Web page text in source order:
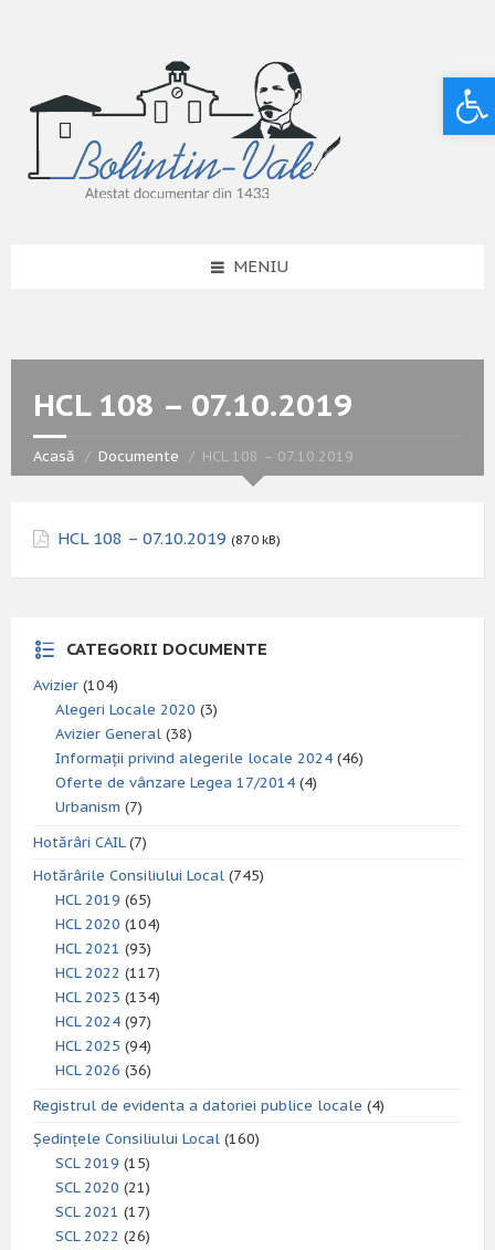
MENIU
HCL 108 – 07.10.2019
Acasă Documente HCL 108 – 07.10.2019
HCL 108 – 07.10.2019 (870 kB)
CATEGORII DOCUMENTE
Avizier (104)
Alegeri Locale 2020 (3)
Avizier General (38)
Informații privind alegerile locale 2024 (46)
Oferte de vânzare Legea 17/2014 (4)
Urbanism (7)
Hotărâri CAIL(7)
Hotărârile Consiliului Local (745)
HCL 2019 (65)
HCL 2020 (104)
HCL 2021 (93)
HCL 2022 (117)
HCL 2023 (134)
HCL 2024 (97)
HCL 2025 (94)
HCL 2026 (36)
Registrul de evidenta a datoriei publice locale (4)
Ședințele Consiliului Local (160)
SCL 2019 (15)
SCL 2020 (21)
SCL 2021 (17)
SCL 2022 (26)
Deschide bara de unelte